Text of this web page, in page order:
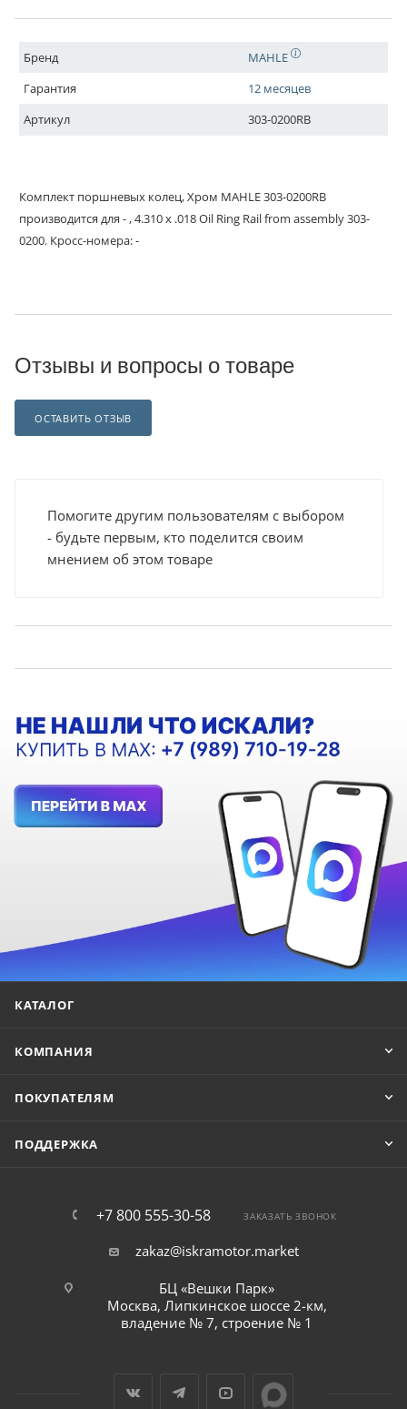
Бренд
MAHLE
Гарантия
12 месяцев
Артикул
303-0200RB
Комплект поршневых колец, Хром MAHLE 303-0200RB
производится для - , 4.310 x .018 Oil Ring Rail from assembly 303-
0200. Кросс-номера: -
Отзывы и вопросы о товаре
ОСТАВИТЬ ОТЗЫВ
Помогите другим пользователям с выбором
- будьте первым, кто поделится своим
мнением об этом товаре
КАТАЛОГ
КОМПАНИЯ
ПОКУПАТЕЛЯМ
ПОДДЕРЖКА
+7 800 555-30-58 ЗАКАЗАТЬ ЗВОНОК
zakaz@iskramotor.market
БЦ «Вешки Парк»
Москва, Липкинское шоссе 2-км,
владение № 7, строение № 1